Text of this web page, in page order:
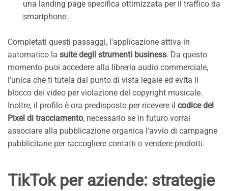
una landing page specifica ottimizzata per il traffico da
smartphone.
Completati questi passaggi, l'applicazione attiva in
automatico la suite degli strumenti business. Da questo
momento puoi accedere alla libreria audio commerciale,
l'unica che ti tutela dal punto di vista legale ed evita il
blocco dei video per violazione del copyright musicale.
Inoltre, il profilo è ora predisposto per ricevere il codice del
Pixel di tracciamento, necessario se in futuro vorrai
associare alla pubblicazione organica l'avvio di campagne
pubblicitarie per raccogliere contatti o vendere prodotti.
TikTok per aziende: strategie